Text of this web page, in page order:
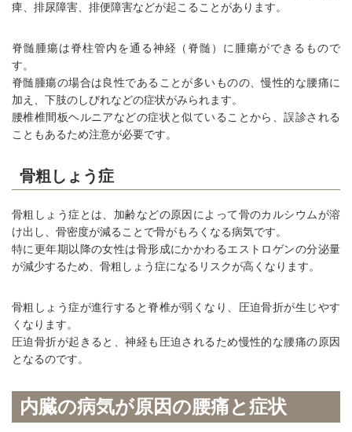
痺、排尿障害、排便障害などが起こることがあります。
脊髄腫瘍は脊柱管内を通る神経（脊髄）に腫瘍ができるもので
す。
脊髄腫瘍の場合は良性であることが多いものの、慢性的な腰痛に
加え、下肢のしびれなどの症状がみられます。
腰椎椎間板ヘルニアなどの症状と似ていることから、誤診される
こともあるため注意が必要です。
骨粗しょう症
骨粗しょう症とは、加齢などの原因によって骨のカルシウムが溶
け出し、骨密度が減ることで骨がもろくなる病気です。
特に更年期以降の女性は骨形成にかかわるエストロゲンの分泌量
が減少するため、骨粗しょう症になるリスクが高くなります。
骨粗しょう症が進行すると脊椎が弱くなり、圧迫骨折が生じやす
くなります。
圧迫骨折が起きると、神経も圧迫されるため慢性的な腰痛の原因
となるのです。
内臓の病気が原因の腰痛と症状